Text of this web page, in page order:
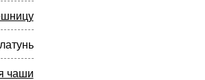
латунь
чаши